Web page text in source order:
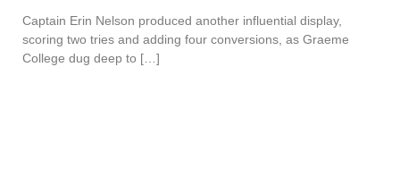
Captain Erin Nelson produced another influential display,
scoring two tries and adding four conversions, as Graeme
College dug deep to […]